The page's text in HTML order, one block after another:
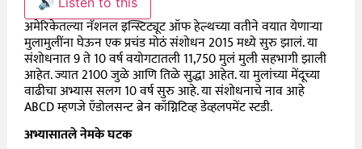
अमेरिकेतल्या नॅशनल इन्स्टिट्यूट ऑफ हेल्थच्या वतीने वयात येणाऱ्या
मुलामुलींना घेऊन एक प्रचंड मोठं संशोधन 2015 मध्ये सुरु झालं. या
संशोधनात 9 ते 10 वर्ष वयोगटातली 11,750 मुलं मुली सहभागी झाली
आहेत. ज्यात 2100 जुळे आणि तिळे सुद्धा आहेत. या मुलांच्या मेंदूच्या
वाढीचा अभ्यास सलग 10 वर्ष सुरु आहे. या संशोधनाचे नाव आहे
ABCD म्हणजे ऍडोलसन्ट ब्रेन कॉग्निटिव्ह डेव्हलपमेंट स्टडी.
अभ्यासातले नेमके घटक